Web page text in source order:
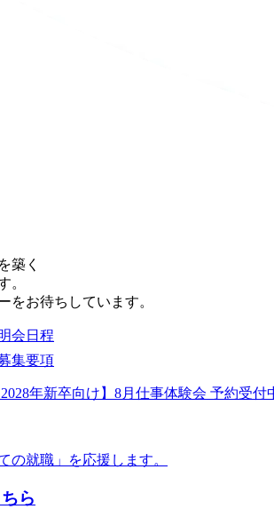
築く
。
をお待ちしています。
会日程
集要項
2028年新卒向け】8月仕事体験会 予約受付
の就職」を応援します。
ら